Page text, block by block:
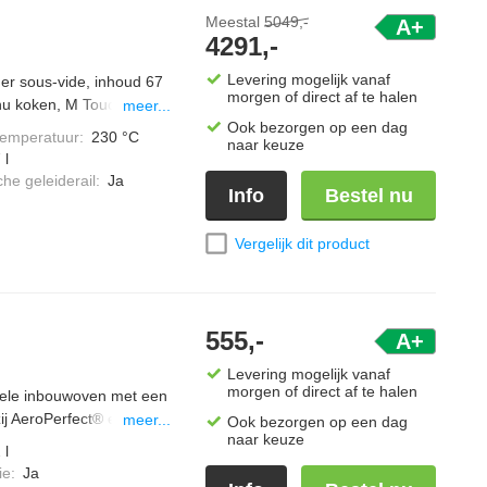
sous-vide, inhoud 67
koken, M Touch
1,4 liter, brilliantLight
meer...
: 230 °C
l
geleiderail: Ja
A+
Meestal 5049,-
4291,-
Levering mogelijk vanaf
morgen of direct af te halen
Ook bezorgen op een dag
naar keuze
Info Bestel nu
Vergelijk dit product
inbouwoven met een
AeroPerfect® en
comfort tijdens
meer...
l
: Ja
A+
555,-
Levering mogelijk vanaf
morgen of direct af te halen
Ook bezorgen op een dag
naar keuze